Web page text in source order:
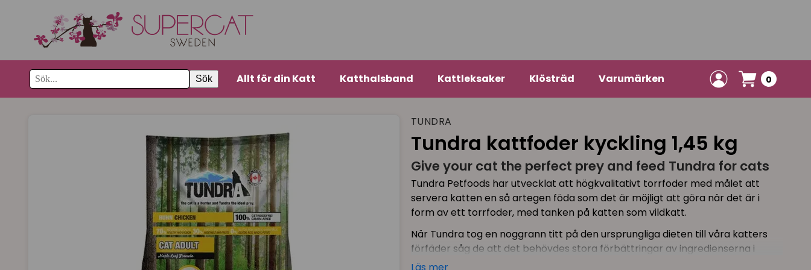
Sök Allt för din Katt Katthalsband Kattleksaker Klösträd Varumärken 0
TUNDRA
Tundra kattfoder kyckling 1,45 kg
Give your cat the perfect prey and feed Tundra for cats
Tundra Petfoods har utvecklat att högkvalitativt torrfoder med målet att
servera katten en så artegen föda som det är möjligt att göra när det är i
form av ett torrfoder, med tanken på katten som vildkatt.
När Tundra tog en noggrann titt på den ursprungliga dieten till våra katters
förfäder såg de att det behövdes stora förbättringar av ingredienserna i
kattmaten vi ger våra tamkatter. Vår tamkatt tillhör köttätarna, som främst